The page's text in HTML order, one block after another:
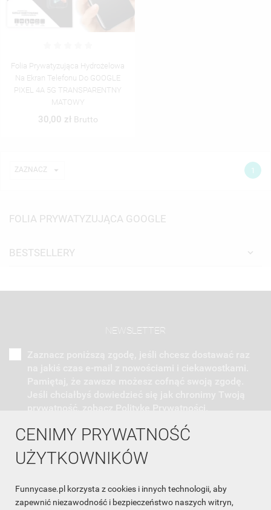
CENIMY PRYWATNOŚĆ
UŻYTKOWNIKÓW
Funnycase.pl korzysta z cookies i innych technologii, aby
zapewnić niezawodność i bezpieczeństwo naszych witryn,
FOLIA PRYWATYZUJĄCA GOOGLE
BESTSELLERY
Folia Prywatyzująca Hydrożelowa
Na Ekran Telefonu Do GOOGLE
PIXEL 4A 5G TRANSPARENTNY
MATOWY
30,00 zł Brutto
ZAZNACZ  1
NEWSLETTER
INFORMACJA O SKLEPIE